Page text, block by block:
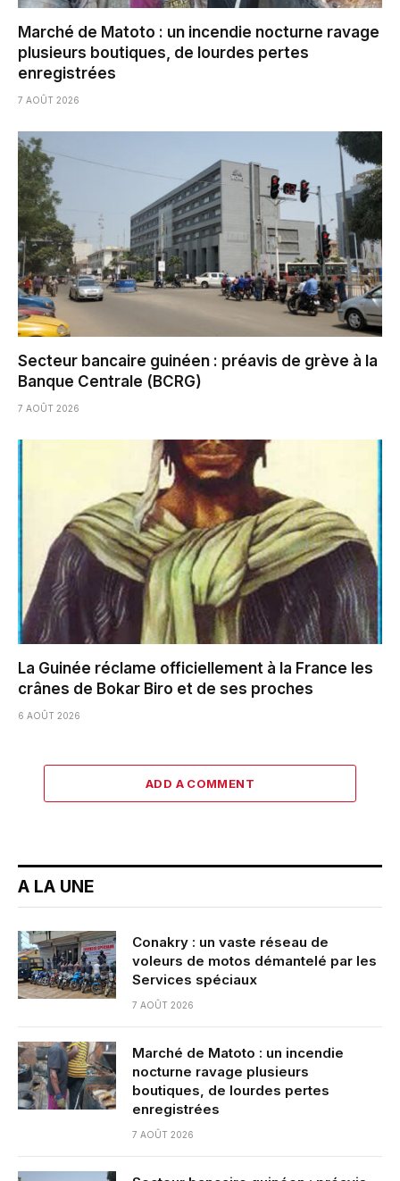
Marché de Matoto : un incendie nocturne ravage
plusieurs boutiques, de lourdes pertes
enregistrées
7 AOÛT 2026
Secteur bancaire guinéen : préavis de grève à la
Banque Centrale (BCRG)
7 AOÛT 2026
La Guinée réclame officiellement à la France les
crânes de Bokar Biro et de ses proches
6 AOÛT 2026
ADD A COMMENT
A LA UNE
Conakry : un vaste réseau de
voleurs de motos démantelé par les
Services spéciaux
7 AOÛT 2026
Marché de Matoto : un incendie
nocturne ravage plusieurs
boutiques, de lourdes pertes
enregistrées
7 AOÛT 2026